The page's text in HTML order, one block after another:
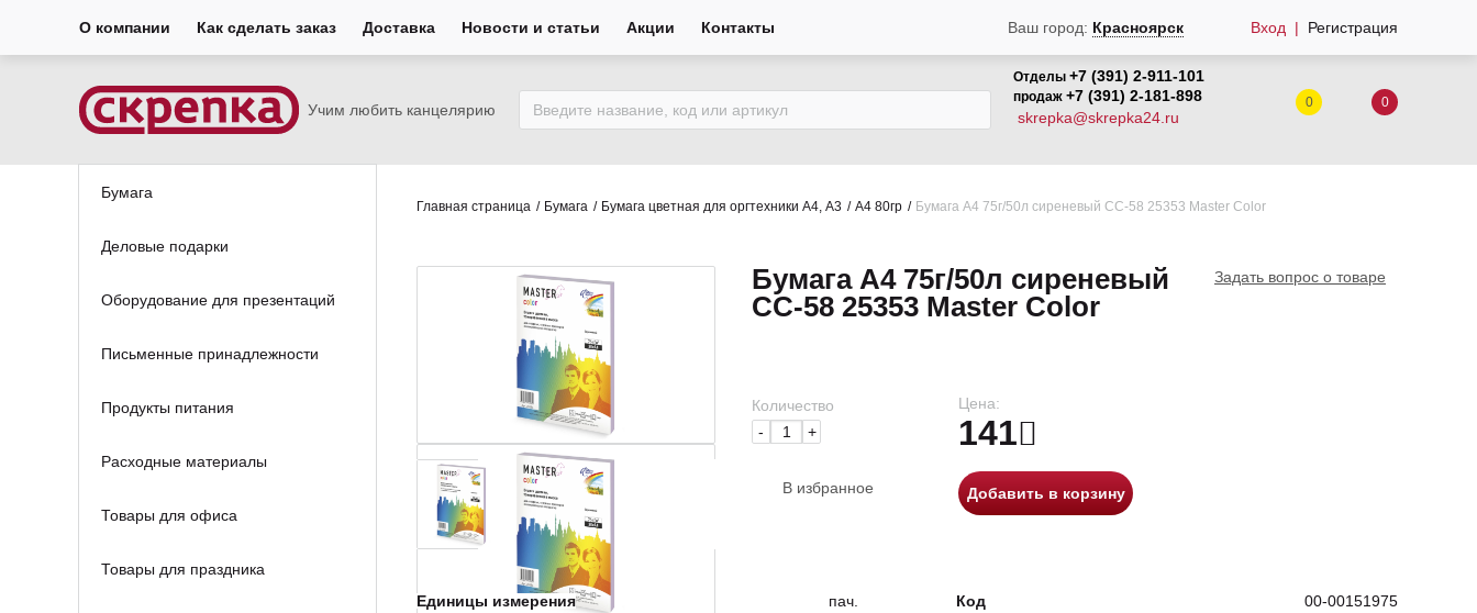
О компании Как сделать заказ Доставка Новости и статьи Акции Контакты Ваш город: Красноярск Вход Регистрация
Учим любить канцелярию
Отделы +7 (391) 2-911-101
продаж +7 (391) 2-181-898
skrepka@skrepka24.ru
0 0
Бумага
Деловые подарки
Оборудование для презентаций
Письменные принадлежности
Продукты питания
Расходные материалы
Товары для офиса
Товары для праздника
Главная страница Бумага Бумага цветная для оргтехники А4, А3 А4 80гр Бумага А4 75г/50л сиреневый CC-58 25353 Master Color
Бумага А4 75г/50л сиреневый
CC-58 25353 Master Color
Задать вопрос о товаре
Количество
-
+
В избранное
Цена:
141
Добавить в корзину
Единицы измерения пач. Код
00-00151975